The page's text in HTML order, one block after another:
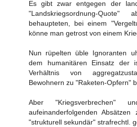
Es gibt zwar entgegen der
"Landskriegsordnung-
behaupteten, bei einem
könne man getrost von einem
Nun rüpelten üble Ignoranten
dem humanitären Einsatz der
Verhältnis von
Bewohnern zu "Raketen-Opfern"
Aber "Kriegsverbrechen"
aufeinanderfolgenden
"strukturell sekundär" strafrechtl.